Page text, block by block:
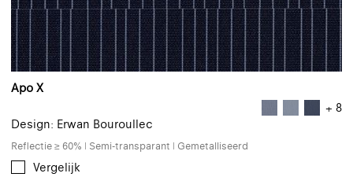
Apo X
+ 8
Design: Erwan Bouroullec
Reflectie ≥ 60% | Semi-transparant | Gemetalliseerd
Vergelijk